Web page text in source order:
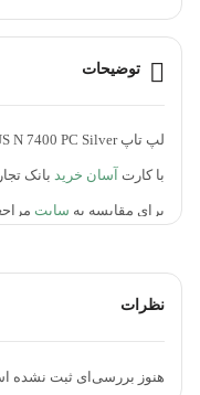
توضیحات
لپ تاپ ASUS N 7400 PC Silver
با کارتآسان خرید بانک
برای مقایسه به سایت
بدون داشتن دست چک و
نظرات
هنوز بررسی‌ای ثبت نشده